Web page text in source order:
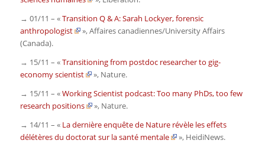
→ 01/11 – «Transition Q & A: Sarah Lockyer, forensic
anthropologist
»,Affaires canadiennes/University Affairs
(Canada).
→ 15/11 – «Transitioning from postdoc researcher to gig-
economy scientist
», Nature.
→ 15/11 – «Working Scientist podcast: Too many PhDs, too few
research positions
», Nature.
→ 14/11 – « La dernière enquête de Nature révèle les effets
délétères du doctorat sur la santé mentale
», HeidiNews.